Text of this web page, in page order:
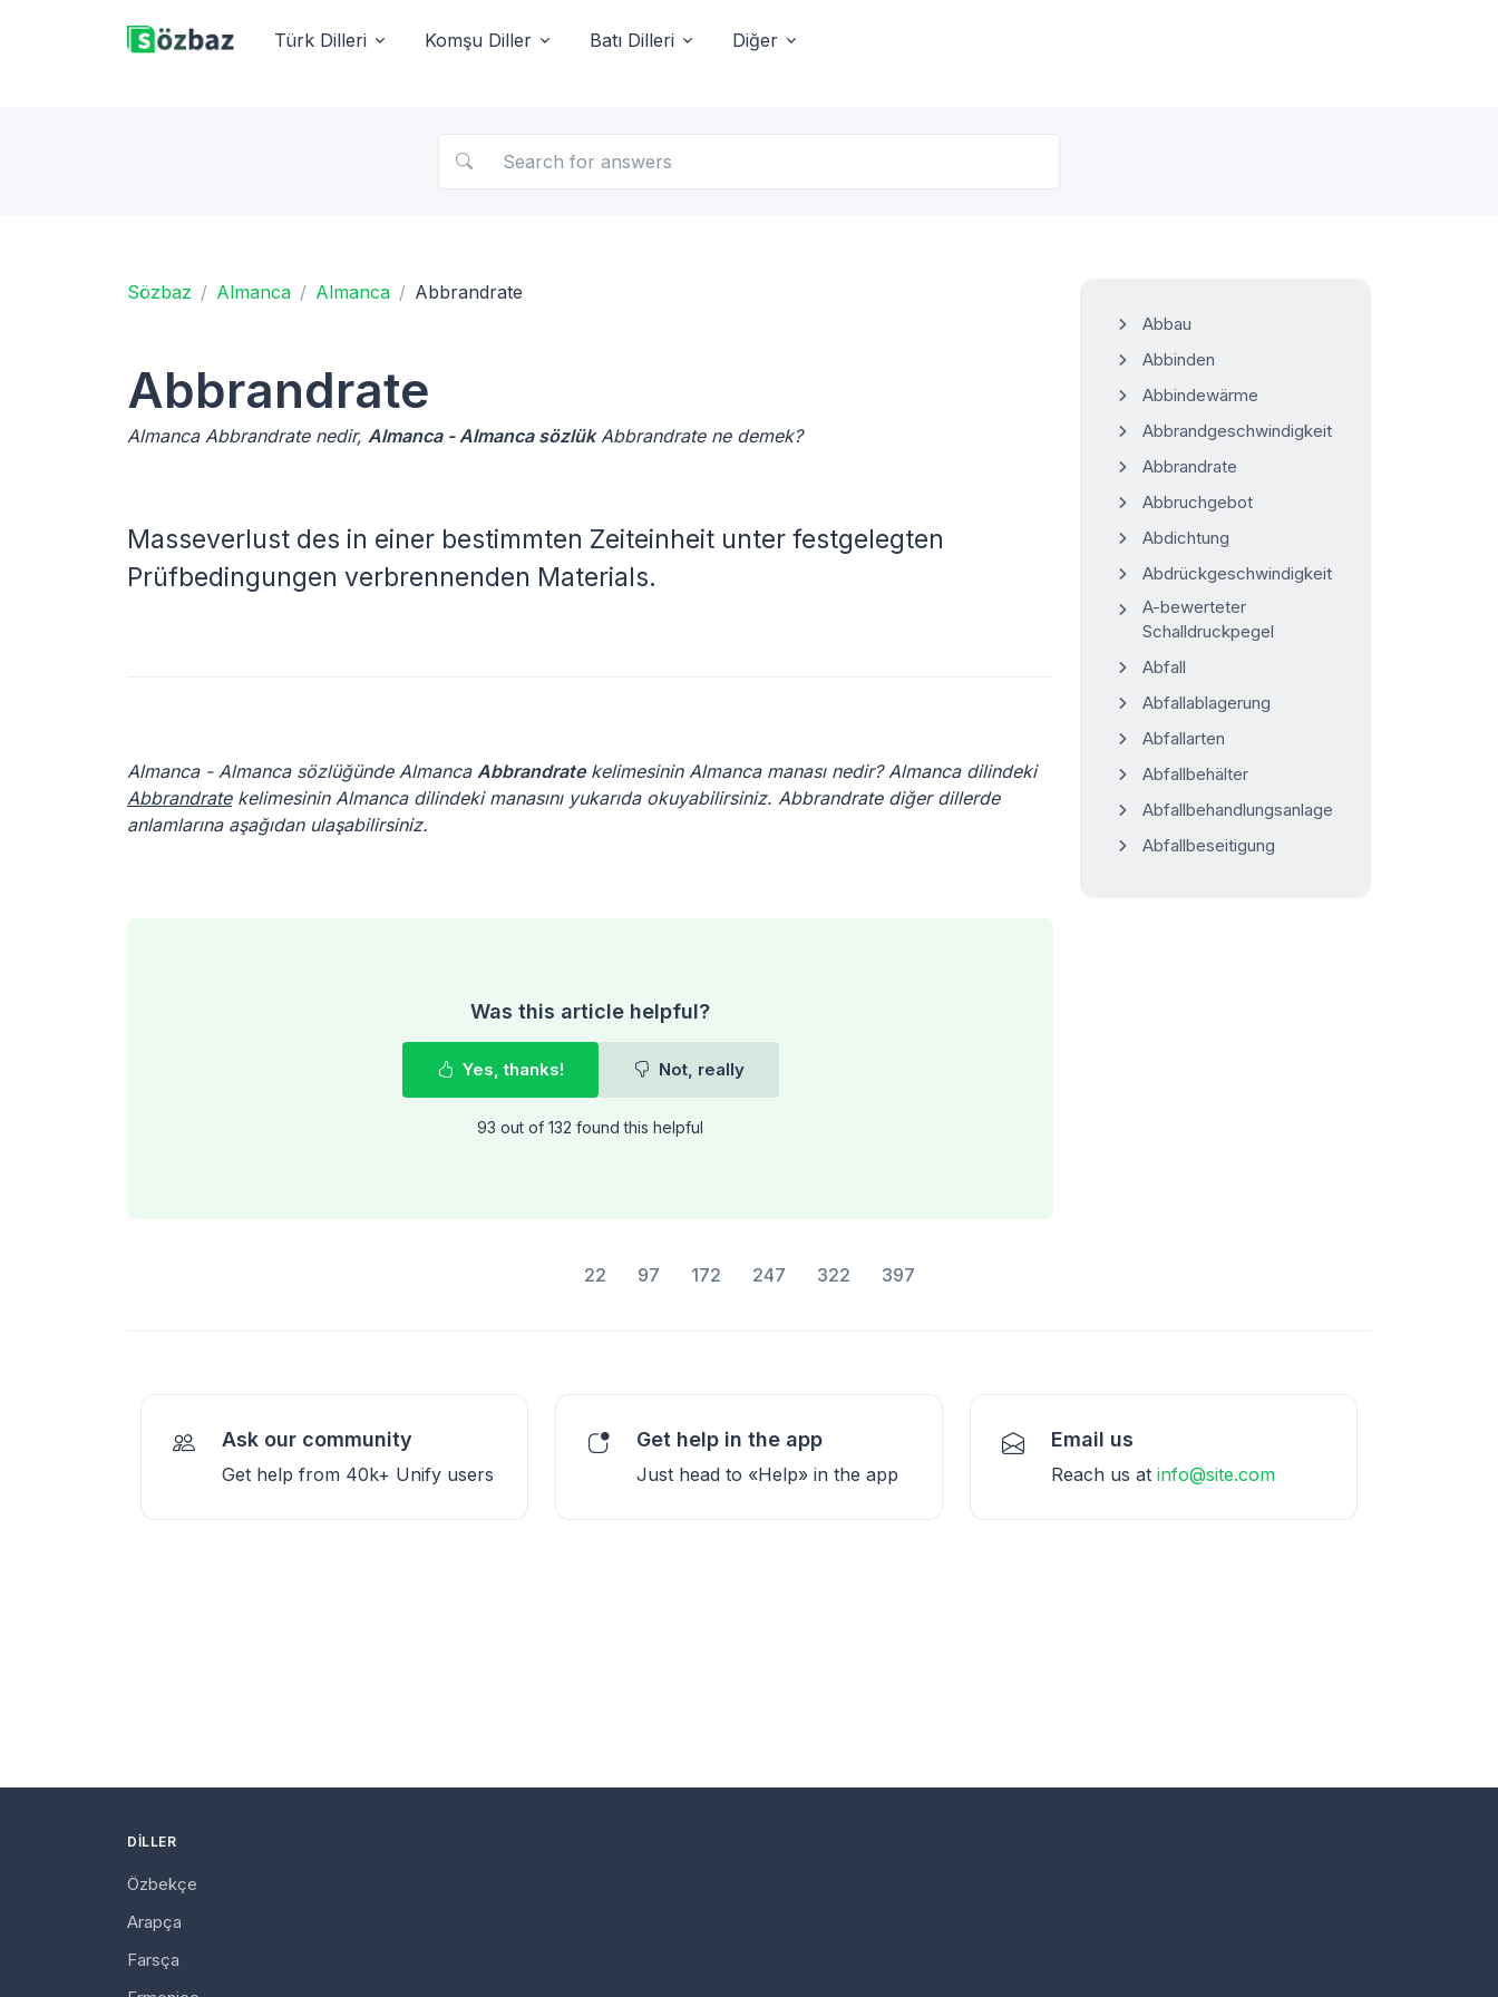
Türk Dilleri Komşu Diller Batı Dilleri Diğer
Sözbaz Almanca Almanca Abbrandrate
Abbrandrate
Almanca Abbrandrate nedir, Almanca - Almanca sözlükAbbrandrate ne demek?
Masseverlust des in einer bestimmten Zeiteinheit unter festgelegten
Prüfbedingungen verbrennenden Materials.
Almanca - Almanca sözlüğünde Almanca Abbrandratekelimesinin Almanca manası nedir? Almanca dilindeki
Abbrandratekelimesinin Almanca dilindeki manasını yukarıda okuyabilirsiniz. Abbrandrate diğer dillerde
anlamlarına aşağıdan ulaşabilirsiniz.
Was this article helpful?
Yes, thanks! Not, really
93 out of 132 found this helpful
Abbau
Abbinden
Abbindewärme
Abbrandgeschwindigkeit
Abbrandrate
Abbruchgebot
Abdichtung
Abdrückgeschwindigkeit
A-bewerteter
Schalldruckpegel
Abfall
Abfallablagerung
Abfallarten
Abfallbehälter
Abfallbehandlungsanlage
Abfallbeseitigung
22 97 172 247 322 397
Ask our community
Get help from 40k+ Unify users
Get help in the app
Just head to «Help» in the app
Email us
Reach us at info@site.com
DILLER
Özbekçe
Arapça
Farsça